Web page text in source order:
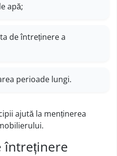
apă;
de întreținere a
perioade lungi.
ajută la menținerea
întreținere